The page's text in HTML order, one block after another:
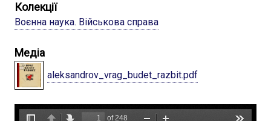
Колекції
Воєнна наука. Військова справа
Медіа
aleksandrov_vrag_budet_razbit.pdf